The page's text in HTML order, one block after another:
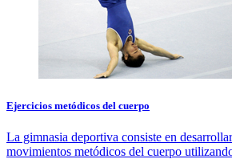
Ejercicios metódicos del cuerpo
La gimnasia deportiva consiste en
movimientos metódicos del cuerpo